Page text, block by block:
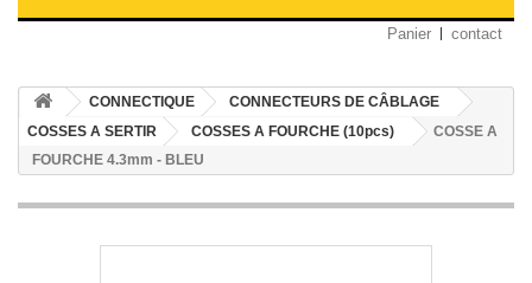
Panier contact
CONNECTIQUE
CONNECTEURS DE CÂBLAGE
COSSES A SERTIR
COSSES A FOURCHE (10pcs)
COSSE A
FOURCHE 4.3mm - BLEU